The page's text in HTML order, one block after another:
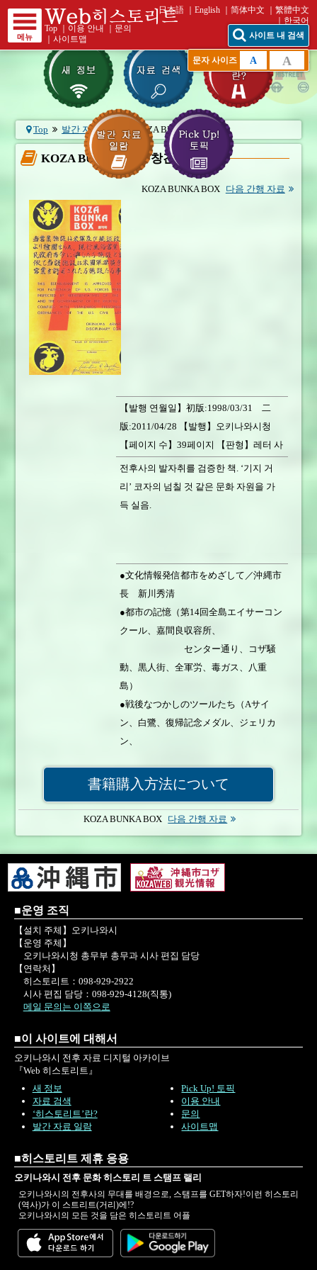
메뉴
Top 이용 안내
문의
｜사이트맵
日本語 English 简体中文
繁體中文
한국어
사이트 내 검색
문자 사이즈 A A
Top 발간 자료 일람 KOZA BUNKA B...
KOZA BUNKA BOX 창간호
KOZA BUNKA BOX 다음 간행 자료
【발행 연월일】初版:1998/03/31 二
版:2011/04/28 【발행】오키나와시청
【페이지 수】39페이지 【판형】레터 사
이즈 변형 【서적 중량】100g
【가격】500円 【판매 상황】판매 중
전후사의 발자취를 검증한 책. ‘기지 거
리’ 코자의 넘칠 것 같은 문화 자원을 가
득 실음.
●文化情報発信都市をめざして／沖縄市
長 新川秀清
●都市の記憶（第14回全島エイサーコン
クール、嘉間良収容所、
センター通り、コザ騒
動、黒人街、全軍労、毒ガス、八重
島）
●戦後なつかしのツールたち（Aサイ
ン、白鷺、復帰記念メダル、ジェリカ
ン、
切手、メスキット、海洋博、若夏国
パスポート、貨幣、琉
ジュラルミン製品、黄
ナンバー、ジュークボックス、
ハンドル式肉挽き器、
●「コザの時代を考える 台風によって
つくられた街」／恩河尚
●「ワシントンDCからの報告 USCAR
嶋津与志
書籍購入方法について
KOZA BUNKA BOX 다음 간행 자료
■운영 조직
【설치 주체】오키나와시
【운영 주체】
오키나와시청 총무부 총무과 시사 편집 담당
【연락처】
히스토리트：098-929-2922
시사 편집 담당：098-929-4128(직통)
메일 문의는 이쪽으로
■이 사이트에 대해서
오키나와시 전후 자료 디지털 아카이브
『Web 히스토리트』
새 정보
자료 검색
‘히스토리트’란?
발간 자료 일람
Pick Up! 토픽
이용 안내
문의
사이트맵
■히스토리트 제휴 응용
오키나와시 전후 문화 히스토리 트 스탬프 랠리
오키나와시의 전후사의 무대를 배경으로, 스탬프를 GET하자!이런 히스토리
(역사)가 이 스트리트(거리)에!?
오키나와시의 모든 것을 담은 히스토리트 어플